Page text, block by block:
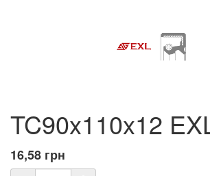
TC90x110x12
16,58 грн